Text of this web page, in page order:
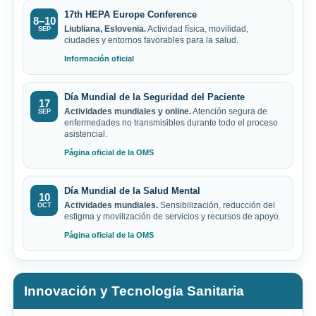
8–10
SEP
17th HEPA Europe Conference
Liubliana, Eslovenia.Actividad física, movilidad,
ciudades y entornos favorables para la salud.
Información oficial
17
SEP
Día Mundial de la Seguridad del Paciente
Actividades mundiales y online.Atención segura de
enfermedades no transmisibles durante todo el proceso
asistencial.
Página oficial de la OMS
10
OCT
Día Mundial de la Salud Mental
Actividades mundiales. Sensibilización, reducción del
estigma y movilización de servicios y recursos de apoyo.
Página oficial de la OMS
Innovación y Tecnología Sanitaria